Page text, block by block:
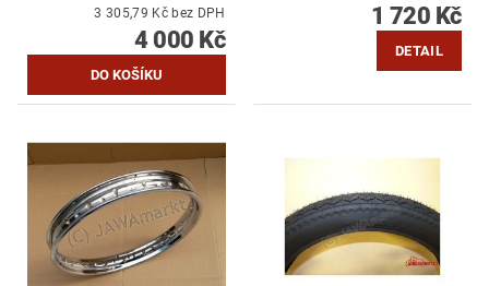
3 305,79 Kč bez DPH
4 000 Kč
1 720 Kč
DETAIL